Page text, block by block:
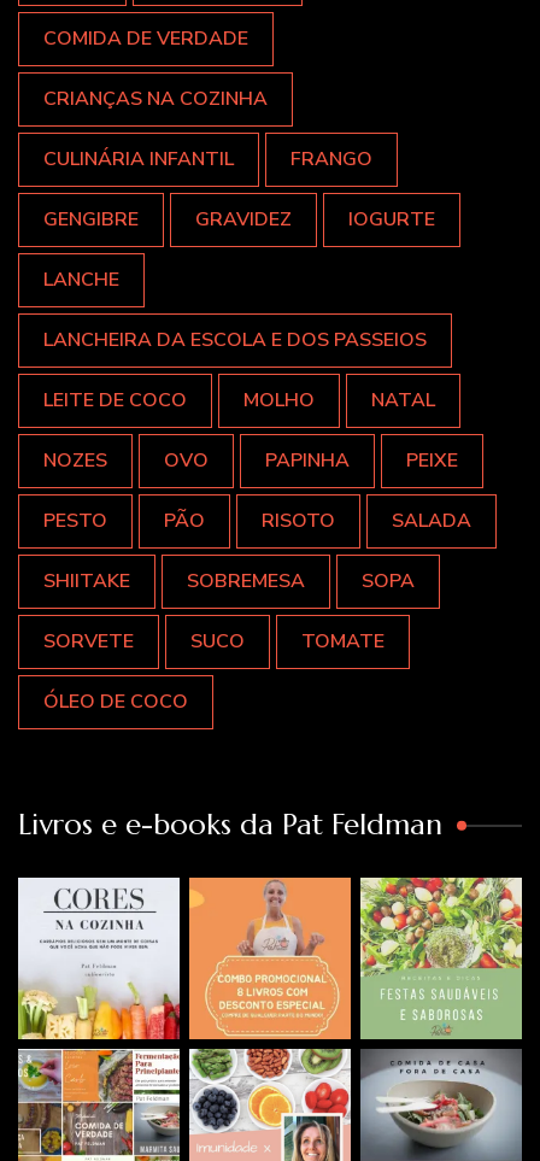
COMIDA DE VERDADE
CRIANÇAS NA COZINHA
CULINÁRIA INFANTIL FRANGO
GENGIBRE GRAVIDEZ IOGURTE
LANCHE
LANCHEIRA DA ESCOLA E DOS PASSEIOS
LEITE DE COCO MOLHO NATAL
NOZES OVO PAPINHA PEIXE
PESTO PÃO RISOTO SALADA
SHIITAKE SOBREMESA SOPA
SORVETE SUCO TOMATE
ÓLEO DE COCO
Livros e e-books da Pat Feldman